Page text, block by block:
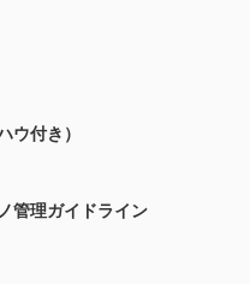
ウ付き）
管理ガイドライン